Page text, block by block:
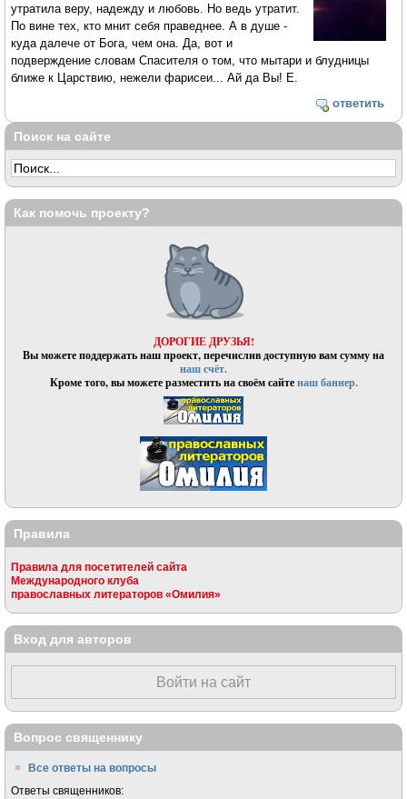
утратила веру, надежду и любовь. Но ведь утратит.
По вине тех, кто мнит себя праведнее. А в душе -
куда далече от Бога, чем она. Да, вот и
подверждение словам Спасителя о том, что мытари и блудницы
ближе к Царствию, нежели фарисеи... Ай да Вы! Е.
ответить
Поиск на сайте
Как помочь проекту?
ДОРОГИЕ ДРУЗЬЯ!
Вы можете поддержать наш проект, перечислив доступную вам сумму на
наш счёт.
Кроме того, вы можете разместить на своём сайтенаш баннер.
Правила
Правила для посетителей сайта
Международного клуба
православных литераторов «Омилия»
Вход для авторов
Войти на сайт
Вопрос священнику
Все ответы на вопросы
Ответы священников: